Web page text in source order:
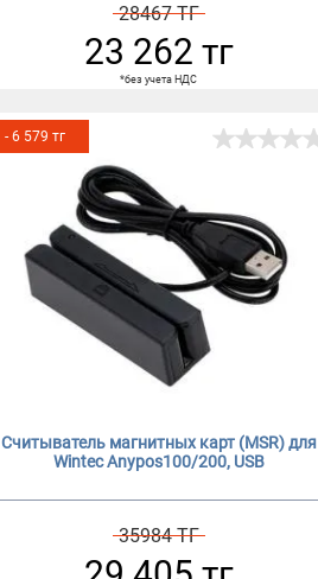
28467 ТГ
23 262 тг
*без учета НДС
- 6 579 тг
Cчитыватель магнитных карт (MSR) для
Wintec Anypos100/200, USB
35984 ТГ